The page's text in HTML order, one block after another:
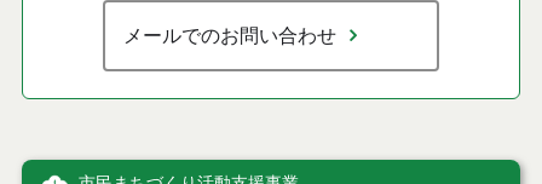
メールでのお問い合わせ